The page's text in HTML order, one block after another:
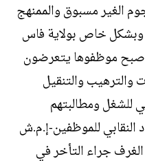
الغير مسبوق والممنهج
وبشكل خاص بولاية فاس
أصبح موظفوها يتعرضون
والترهيب والتنقيل
للشغل ومطالبتهم
النقابي للموظفين-إ.م.ش
جراء التأخر في